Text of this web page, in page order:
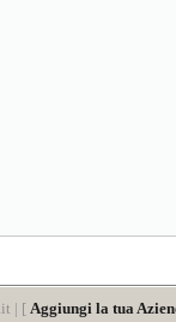
| [ Aggiungi la tua